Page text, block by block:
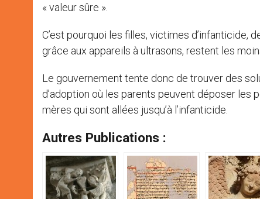
« valeur sûre ».
C’est pourquoi les filles, victimes d’infanticide,
grâce aux appareils à ultrasons, restent les
Le gouvernement tente donc de trouver des
d’adoption où les parents peuvent déposer les
mères qui sont allées jusqu’à l’infanticide.
Autres Publications :